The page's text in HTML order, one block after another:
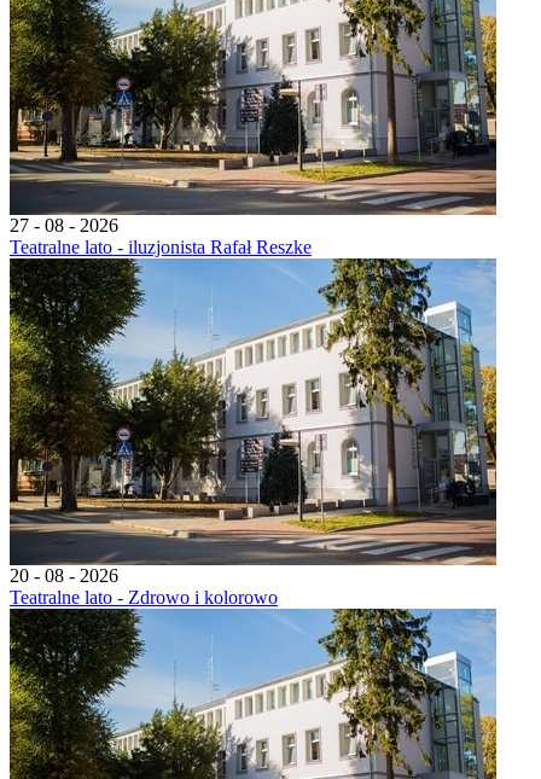
27 - 08 - 2026
Teatralne lato - iluzjonista Rafał Reszke
20 - 08 - 2026
Teatralne lato - Zdrowo i kolorowo